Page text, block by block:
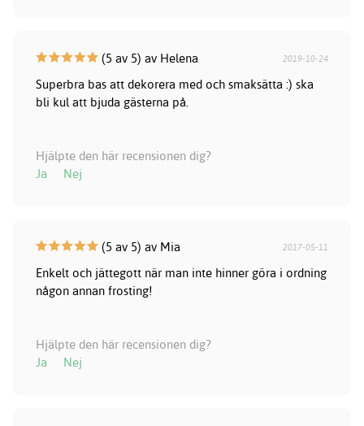
(5 av 5) av Helena 2019-10-24
Superbra bas att dekorera med och smaksätta :) ska
bli kul att bjuda gästerna på.
Hjälpte den här recensionen dig?
Ja
Nej
(5 av 5) av Mia 2017-05-11
Enkelt och jättegott när man inte hinner göra i ordning
någon annan frosting!
Hjälpte den här recensionen dig?
Ja
Nej